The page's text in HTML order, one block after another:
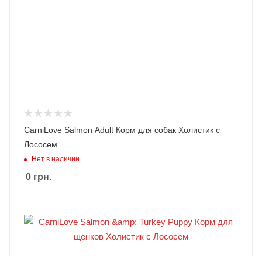
CarniLove Salmon Adult Корм для собак Холистик с
Лососем
Нет в наличии
0 грн.